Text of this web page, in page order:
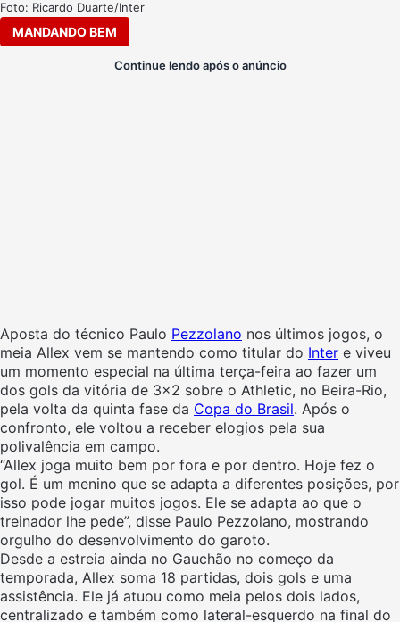
Foto: Ricardo Duarte/Inter
MANDANDO BEM
Continue lendo após o anúncio
Aposta do técnico Paulo Pezzolano nos últimos jogos, o
meia Allex vem se mantendo como titular do Inter e viveu
um momento especial na última terça-feira ao fazer um
dos gols da vitória de 3×2 sobre o Athletic, no Beira-Rio,
pela volta da quinta fase da Copa do Brasil. Após o
confronto, ele voltou a receber elogios pela sua
polivalência em campo.
“Allex joga muito bem por fora e por dentro. Hoje fez o
gol. É um menino que se adapta a diferentes posições, por
isso pode jogar muitos jogos. Ele se adapta ao que o
treinador lhe pede”, disse Paulo Pezzolano, mostrando
orgulho do desenvolvimento do garoto.
Desde a estreia ainda no Gauchão no começo da
temporada, Allex soma 18 partidas, dois gols e uma
assistência. Ele já atuou como meia pelos dois lados,
centralizado e também como lateral-esquerdo na final do